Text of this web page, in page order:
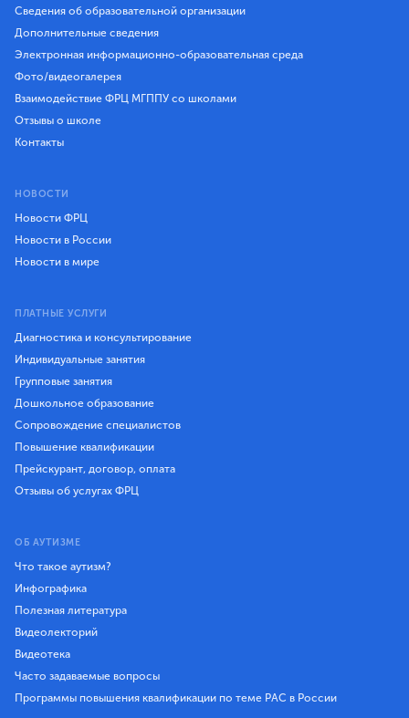
Сведения об образовательной организации
Дополнительные сведения
Электронная информационно-образовательная среда
Фото/видеогалерея
Взаимодействие ФРЦ МГППУ со школами
Отзывы о школе
Контакты
НОВОСТИ
Новости ФРЦ
Новости в России
Новости в мире
ПЛАТНЫЕ УСЛУГИ
Диагностика и консультирование
Индивидуальные занятия
Групповые занятия
Дошкольное образование
Сопровождение специалистов
Повышение квалификации
Прейскурант, договор, оплата
Отзывы об услугах ФРЦ
ОБ АУТИЗМЕ
Что такое аутизм?
Инфографика
Полезная литература
Видеолекторий
Видеотека
Часто задаваемые вопросы
Программы повышения квалификации по теме РАС в России